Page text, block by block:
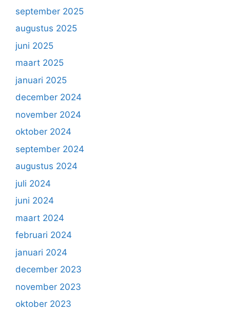
september 2025
augustus 2025
juni 2025
maart 2025
januari 2025
december 2024
november 2024
oktober 2024
september 2024
augustus 2024
juli 2024
juni 2024
maart 2024
februari 2024
januari 2024
december 2023
november 2023
oktober 2023